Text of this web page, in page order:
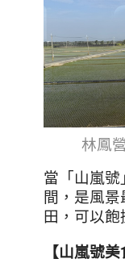
林鳳
當「山嵐號
間，是風
田，可以飽
【山嵐號美